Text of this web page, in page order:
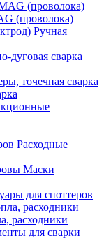
(проволока)
Ручная
дуговая сварка
точечная сварка
Расходные
Маски
для споттеров
расходники
для сварки